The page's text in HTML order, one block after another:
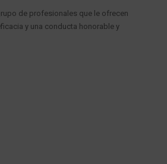
de profesionales que le ofrecen
y una conducta honorable y